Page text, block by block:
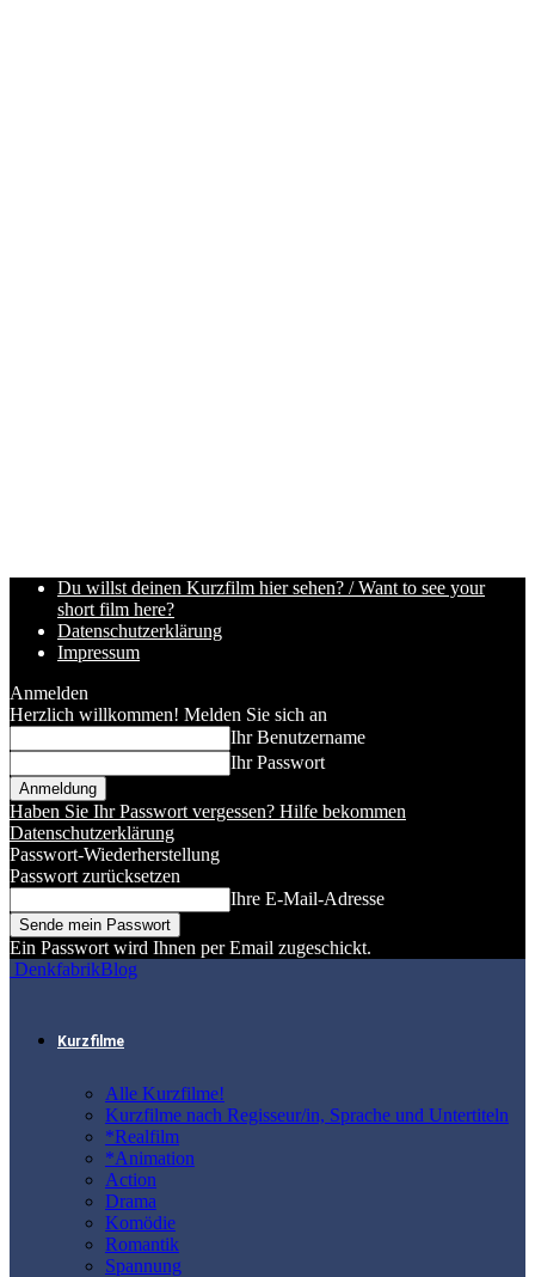
Du willst deinen Kurzfilm hier sehen? / Want to see your
short film here?
Datenschutzerklärung
Impressum
Anmelden
Herzlich willkommen! Melden Sie sich an
Ihr Benutzername
Ihr Passwort
Haben Sie Ihr Passwort vergessen? Hilfe bekommen
Datenschutzerklärung
Passwort-Wiederherstellung
Passwort zurücksetzen
Ihre E-Mail-Adresse
Ein Passwort wird Ihnen per Email zugeschickt.
DenkfabrikBlog
Kurzfilme
Alle Kurzfilme!
Kurzfilme nach Regisseur/in, Sprache und Untertiteln
*Realfilm
*Animation
Action
Drama
Komödie
Romantik
Spannung